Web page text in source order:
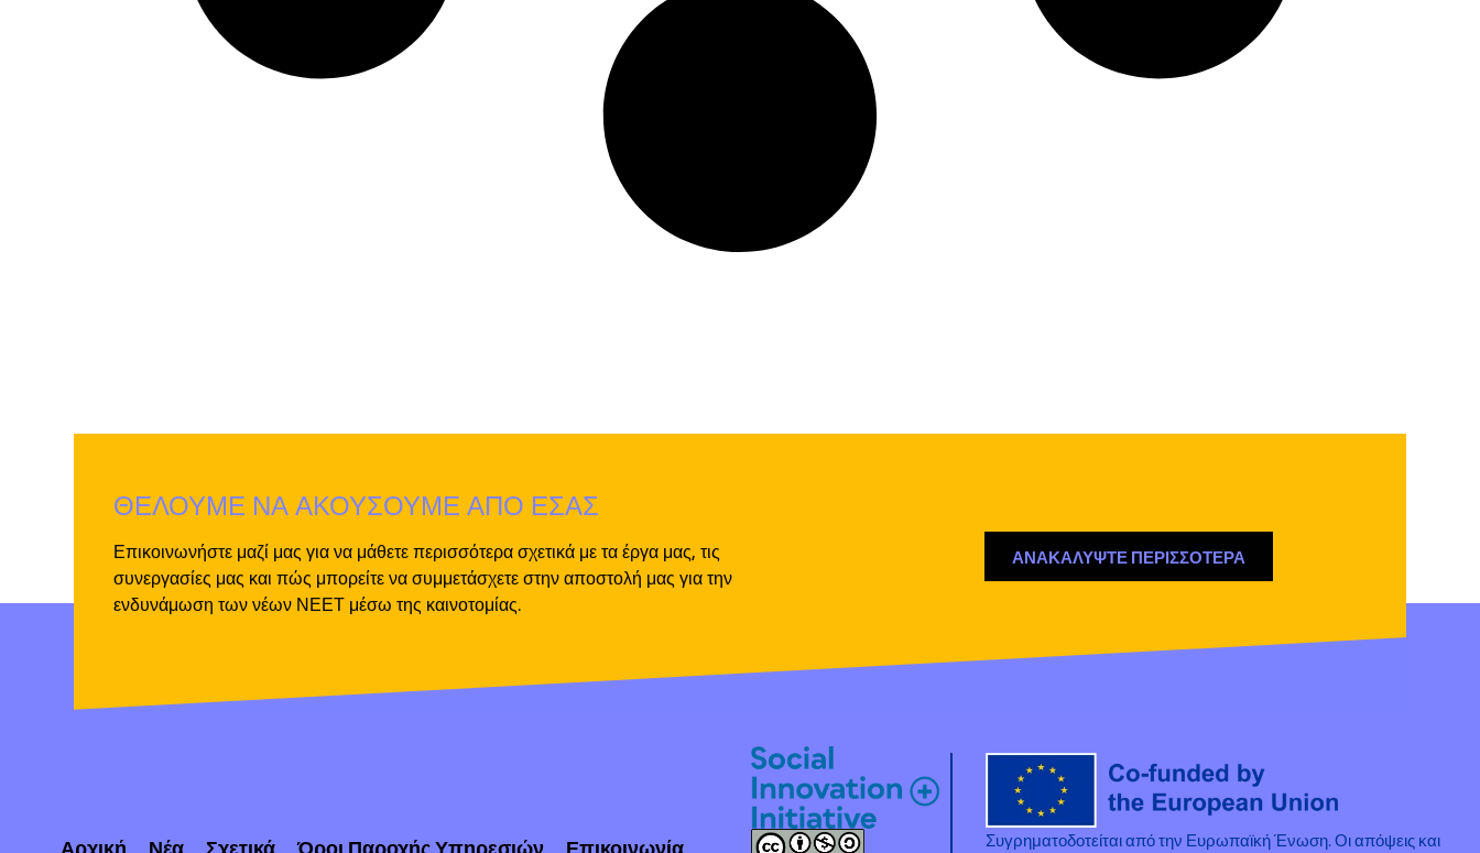
ΘΕΛΟΥΜΕ ΝΑ ΑΚΟΥΣΟΥΜΕ ΑΠΟ ΕΣΑΣ
Επικοινωνήστε μαζί μας για να μάθετε περισσότερα σχετικά με τα έργα μας, τις
συνεργασίες μας και πώς μπορείτε να συμμετάσχετε στην αποστολή μας για την
ενδυνάμωση των νέων ΝΕΕΤ μέσω της καινοτομίας.
ΑΝΑΚΑΛΥΨΤΕ ΠΕΡΙΣΣΟΤΕΡΑ
Αρχική Νέα Σχετικά Όροι Παροχής Υπηρεσιών Επικοινωνία
Συγρηματοδοτείται από την Ευρωπαϊκή Ένωση. Οι απόψεις και